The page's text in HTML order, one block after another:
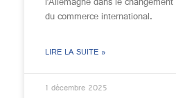
du commerce international.
LIRE LA SUITE »
1 décembre 2025